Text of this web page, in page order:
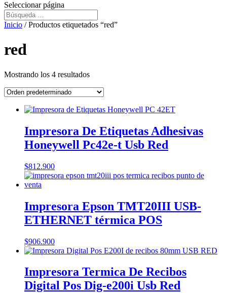
Seleccionar página
Inicio / Productos etiquetados “red”
red
Mostrando los 4 resultados
Impresora De Etiquetas Adhesivas
Honeywell Pc42e-t Usb Red
$812.900
Impresora Epson TMT20III USB-
ETHERNET térmica POS
$906.900
Impresora Termica De Recibos
Digital Pos Dig-e200i Usb Red